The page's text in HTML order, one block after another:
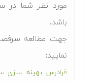
مورد نظر شما در
باشد.
جهت مطالعه
نمایید:
فرادرس بهینه سازی